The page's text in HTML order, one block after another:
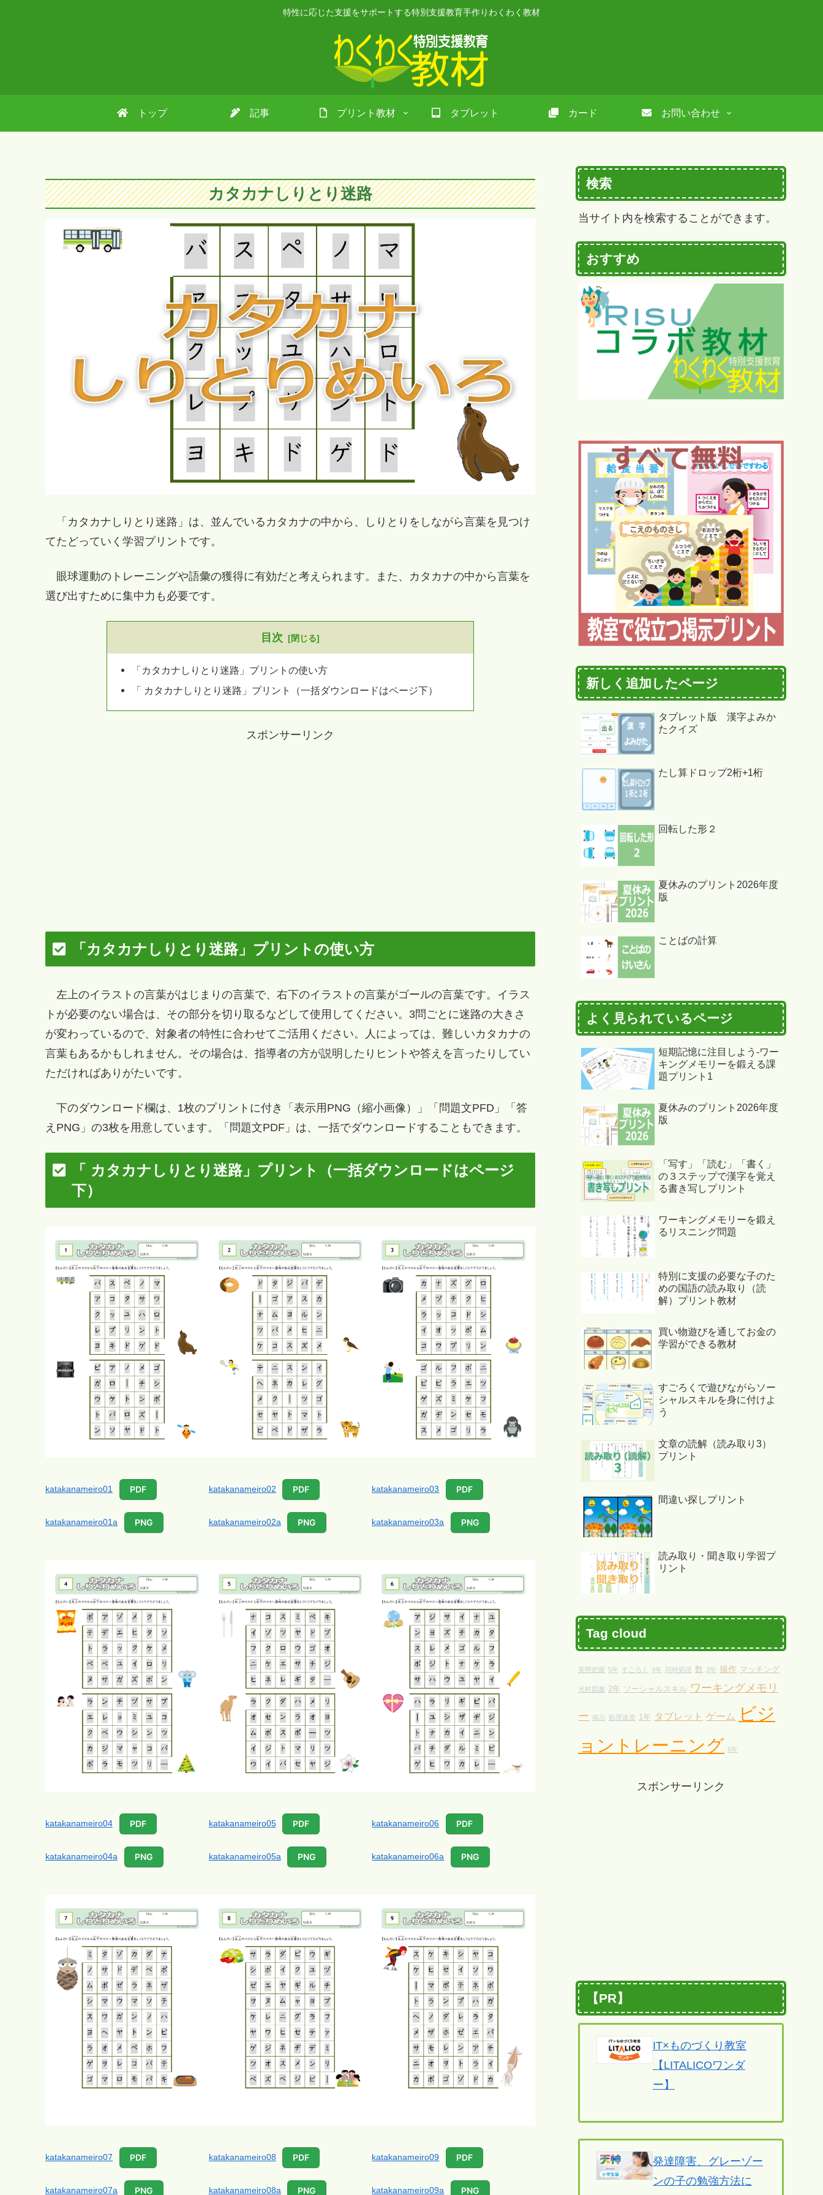
特性に応じた支援をサポートする特別支援教育手作りわくわく教材
トップ 記事 プリント教材 タブレット カード お問い合わせ
カタカナしりとり迷路
「カタカナしりとり迷路」は、並んでいるカタカナの中から、しりとりをしながら言葉を見つけ
てたどっていく学習プリントです。
眼球運動のトレーニングや語彙の獲得に有効だと考えられます。また、カタカナの中から言葉を
選び出すために集中力も必要です。
目次
「カタカナしりとり迷路」プリントの使い方
「 カタカナしりとり迷路」プリント（一括ダウンロードはページ下）
スポンサーリンク
「カタカナしりとり迷路」プリントの使い方
左上のイラストの言葉がはじまりの言葉で、右下のイラストの言葉がゴールの言葉です。イラス
トが必要のない場合は、その部分を切り取るなどして使用してください。3問ごとに迷路の大きさ
が変わっているので、対象者の特性に合わせてご活用ください。人によっては、難しいカタカナの
言葉もあるかもしれません。その場合は、指導者の方が説明したりヒントや答えを言ったりしてい
ただければありがたいです。
下のダウンロード欄は、1枚のプリントに付き「表示用PNG（縮小画像）」「問題文PFD」「答
えPNG」の3枚を用意しています。「問題文PDF」は、一括でダウンロードすることもできます。
「 カタカナしりとり迷路」プリント（一括ダウンロードはページ
下）
katakanameiro01 PDF
katakanameiro01a PNG
katakanameiro02 PDF
katakanameiro02a PNG
katakanameiro03 PDF
katakanameiro03a PNG
katakanameiro04 PDF
katakanameiro04a PNG
katakanameiro05 PDF
katakanameiro05a PNG
katakanameiro06 PDF
katakanameiro06a PNG
katakanameiro07 PDF
katakanameiro07a PNG
katakanameiro08 PDF
katakanameiro08a PNG
katakanameiro09 PDF
katakanameiro09a PNG
検索
当サイト内を検索することができます。
おすすめ
新しく追加したページ
タブレット版 漢字よみか
たクイズ
たし算ドロップ2桁+1桁
回転した形２
夏休みのプリント2026年度
版
ことばの計算
よく見られているページ
短期記憶に注目しよう-ワー
キングメモリーを鍛える課
題プリント1
夏休みのプリント2026年度
版
「写す」「読む」「書く」
の３ステップで漢字を覚え
る書き写しプリント
ワーキングメモリーを鍛え
るリスニング問題
特別に支援の必要な子のた
めの国語の読み取り（読
解）プリント教材
買い物遊びを通してお金の
学習ができる教材
すごろくで遊びながらソー
シャルスキルを身に付けよ
う
文章の読解（読み取り3）
プリント
間違い探しプリント
読み取り・聞き取り学習プ
リント
Tag cloud
実態把握 5年 すごろく 4年 同時処理 数 3年 操作 マッチング
光村図書 2年 ソーシャルスキル ワーキングメモリ
ー 掲示 処理速度 1年 タブレット ゲーム
ビジ
ョントレーニング 6年
スポンサーリンク
【PR】
IT×ものづくり教室
【LITALICOワンダ
ー】
発達障害、グレーゾー
ンの子の勉強方法に